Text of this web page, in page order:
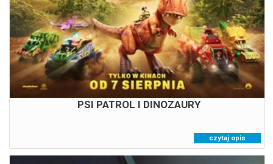
PSI PATROL I DINOZAURY
czytaj opis